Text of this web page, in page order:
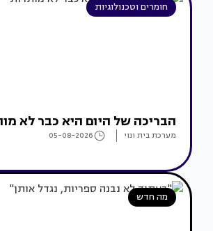
חומרים וטכנולוגיות
הבריכה של היום היא כבר לא
מערכת בית ונוי 05-08-2026
מה חדש